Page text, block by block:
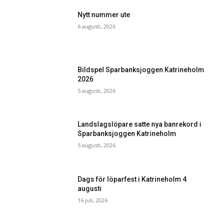
Nytt nummer ute
6 augusti, 2026
Bildspel Sparbanksjoggen Katrineholm
2026
5 augusti, 2026
Landslagslöpare satte nya banrekord i
Sparbanksjoggen Katrineholm
5 augusti, 2026
Dags för löparfest i Katrineholm 4
augusti
16 juli, 2026